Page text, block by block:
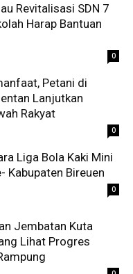
Revitalisasi SDN 7
Harap Bantuan
0
Petani di
Lanjutkan
Rakyat
0
Liga Bola Kaki Mini
Kabupaten Bireuen
0
Jembatan Kuta
Lihat Progres